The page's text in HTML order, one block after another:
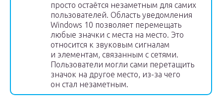
просто остаётся незаметным для самих
пользователей. Область уведомления
Windows 10 позволяет перемещать
любые значки с места на место. Это
относится к звуковым сигналам
и элементам, связанным с сетями.
Пользователи могли сами перетащить
значок на другое место, из-за чего
он стал незаметным.